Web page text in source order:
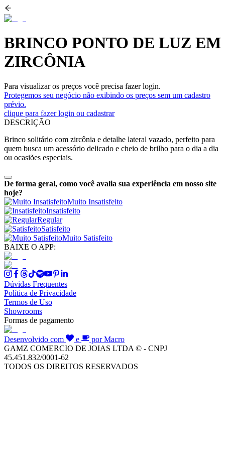
BRINCO PONTO DE LUZ EM
ZIRCÔNIA
Para visualizar os preços você precisa fazer login.
Protegemos seu negócio não exibindo os preços sem um cadastro
prévio.
clique para fazer login ou cadastrar
DESCRIÇÃO
Brinco solitário com zircônia e detalhe lateral vazado, perfeito para
quem busca um acessório delicado e cheio de brilho para o dia a dia
ou ocasiões especiais.
De forma geral, como você avalia sua experiência em nosso site
hoje?
Muito Insatisfeito
Insatisfeito
Regular
Satisfeito
Muito Satisfeito
BAIXE O APP:
Dúvidas Frequentes
Política de Privacidade
Termos de Uso
Showrooms
Formas de pagamento
Desenvolvido com e
por Macro
GAMZ COMERCIO DE JOIAS LTDA © - CNPJ
45.451.832/0001-62
TODOS OS DIREITOS RESERVADOS